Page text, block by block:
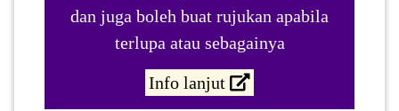
dan juga boleh buat rujukan apabila
terlupa atau sebagainya
Info lanjut